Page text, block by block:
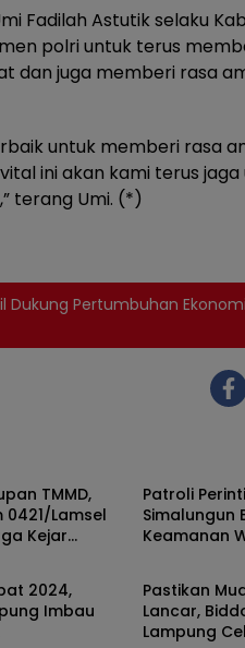
Fadilah Astutik selaku
polri untuk terus
dan juga memberi rasa
untuk memberi rasa
ini akan kami terus jaga
terang Umi. (*)
Dukung Pertumbuhan Ekonomi
TMMD,
0421/Lamsel
Kejar
Patroli
Simalungun
Keamanan
2024,
Imbau
TNI/Polri
Pastikan
Lancar,
Lampung